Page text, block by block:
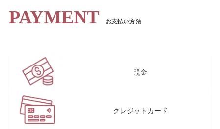
PAYMENT お支払い方法
現金
クレジットカード